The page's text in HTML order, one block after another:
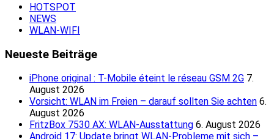
HOTSPOT
NEWS
WLAN-WIFI
Neueste Beiträge
iPhone original : T-Mobile éteint le réseau GSM 2G 7.
August 2026
Vorsicht: WLAN im Freien – darauf sollten Sie achten 6.
August 2026
FritzBox 7530 AX: WLAN-Ausstattung 6. August 2026
Android 17: Update bringt WLAN-Probleme mit sich –